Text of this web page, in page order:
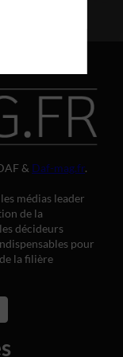
& Daf-mag.fr.
médias leader
de la
décideurs
pour
la filière